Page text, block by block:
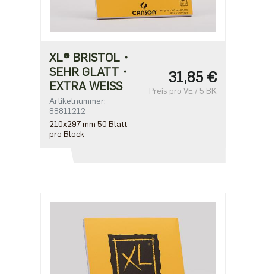
XL® BRISTOL・
SEHR GLATT・
EXTRA WEISS
Artikelnummer:
88811212
210x297 mm 50 Blatt
pro Block
31,85 €
Preis pro VE / 5 BK